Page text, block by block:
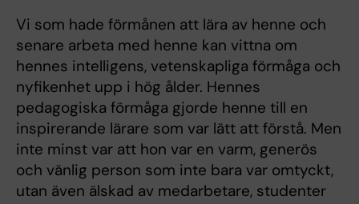
Vi som hade förmånen att lära av henne och
senare arbeta med henne kan vittna om
hennes intelligens, vetenskapliga förmåga och
nyfikenhet upp i hög ålder. Hennes
pedagogiska förmåga gjorde henne till en
inspirerande lärare som var lätt att förstå. Men
inte minst var att hon var en varm, generös
och vänlig person som inte bara var omtyckt,
utan även älskad av medarbetare, studenter